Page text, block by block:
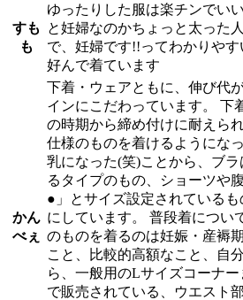
すも
も
ゆったりした服は楽チンでい
と妊婦なのかちょっと太った
で、妊婦です!!ってわかりや
好んで着ています
かん
べぇ
下着・ウェアともに、伸び代
インにこだわっています。 下
の時期から締め付けに耐えら
仕様のものを着けるようにな
乳になった(笑)ことから、ブ
るタイプのもの、ショーツや
●」とサイズ設定されている
にしています。 普段着につい
のものを着るのは妊娠・産褥
こと、比較的高額なこと、自
ら、一般用のLサイズコーナ
で販売されている、ウエスト